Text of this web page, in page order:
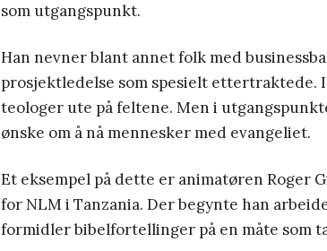
som utgangspunkt.
Han nevner blant annet folk med
prosjektledelse som spesielt ettertraktede.
teologer ute på feltene. Men i
ønske om å nå mennesker med evangeliet.
Et eksempel på dette er animatøren Roger
for NLM i Tanzania. Der begynte han
formidler bibelfortellinger på en måte som